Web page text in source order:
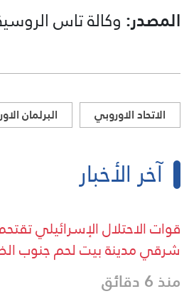
المصدر: وكالة تاس
الاتحاد الاوروبي البرلمان
آخر الأخبار
قوات الاحتلال الإسرائيلي
شرقي مدينة بيت لحم جنوب
منذ 6 دقائق